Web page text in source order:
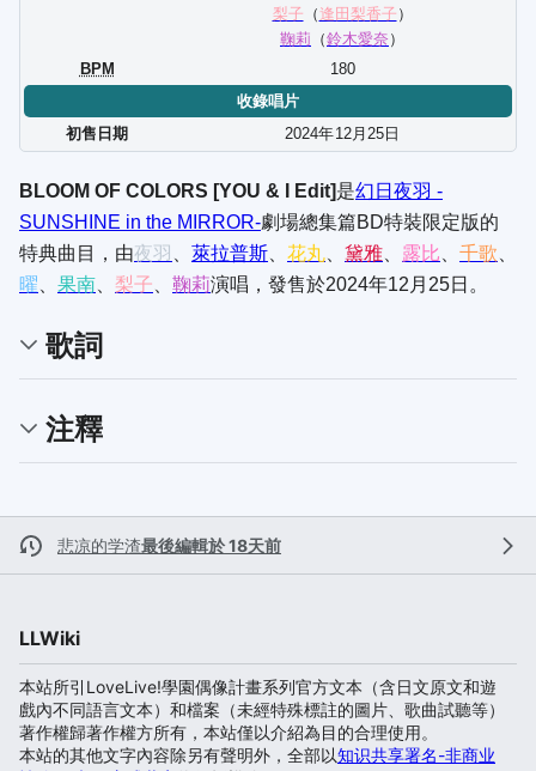
梨子 （逢田梨香子 ）
鞠莉 （鈴木愛奈 ）
BPM
180
收錄唱片
初售日期
2024年12月 25 日
BLOOM OF COLORS [YOU & I Edit]是幻日夜羽 -
SUNSHINE in the MIRROR-劇場總集篇BD特裝限定版的
特典曲目，由夜羽 萊拉普斯 花丸 黛雅 露比 千歌
曜
果南 梨子 鞠莉演唱，發售於2024年12月25日。
歌詞
注釋
悲凉的学渣最後編輯於 18天前
LLWiki
本站所引LoveLive!學園偶像計畫系列官方文本（含日文原文和遊
戲內不同語言文本）和檔案（未經特殊標註的圖片、歌曲試聽等）
著作權歸著作權方所有，本站僅以介紹為目的合理使用。
本站的其他文字內容除另有聲明外，全部以知识共享署名-非商业